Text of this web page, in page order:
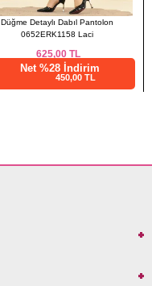
Düğme Detaylı Dabıl Pantolon
0652ERK1158 Laci
625,00 TL
Net %28 İndirim
450,00 TL